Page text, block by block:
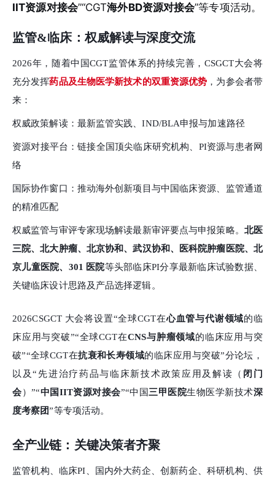
IIT资源对接会”“CGT海外BD资源对接会”等专项活动。
监管&临床：权威解读与深度交流
2026年，随着中国CGT监管体系的持续完善，CSGCT大会将
充分发挥药品及生物医学新技术的双重资源优势 ，为参会者带
来：
权威政策解读：最新监管实践、IND/BLA申报与加速路径
资源对接平台：链接全国顶尖临床研究机构、 PI资源与患者网
络
国际协作窗口：推动海外创新项目与中国临床资源、监管通道
的精准匹配
权威监管与审评专家现场解读最新审评要点与申报策略。 北医
三院、北大肿瘤、北京协和、武汉协和、医科院肿瘤医院、北
京儿童医院、301 医院等头部临床PI分享最新临床试验数据、
关键临床设计思路及产品选择逻辑。
2026CSGCT 大会将设置“全球CGT在心血管与代谢领域的临
床应用与突破”“全球CGT在CNS与肿瘤领域的临床应用与突
破”“全球CGT在抗衰和长寿领域的临床应用与突破”分论坛，
以及“先进治疗药品与临床新技术政策应用及解读（ 闭门
会）”“中国IIT资源对接会”“中国 三甲医院生物医学新技术深
度考察团”等专项活动。
全产业链：关键决策者齐聚
监管机构、临床PI、 国内外大药企、创新药企、科研机构、供